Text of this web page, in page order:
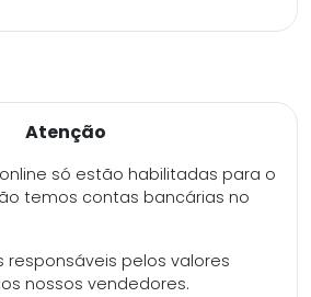
Atenção
só estão habilitadas para o
temos contas bancárias no
responsáveis pelos valores
nossos vendedores.